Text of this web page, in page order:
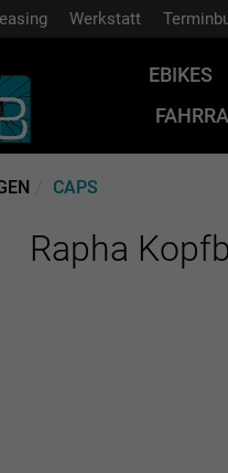
Werkstatt
EBIKES
CAPS
Rapha